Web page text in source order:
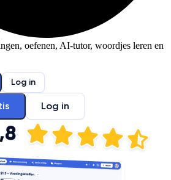
oefenen, AI-tutor, woordjes leren en
Log in
Log in